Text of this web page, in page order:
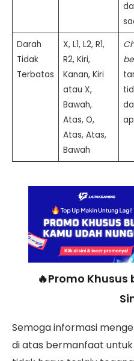
Darah
Tidak
Terbatas
X, L1, L2, R1,
R2, Kiri,
Kanan, Kiri
atau X,
Bawah,
Atas, O,
Atas, Atas,
Bawah
🔥Promo
Semoga informasi
di atas bermanfaat